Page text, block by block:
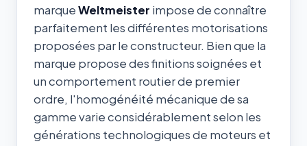
marqueWeltmeister impose de connaître
parfaitement les différentes motorisations
proposées par le constructeur. Bien que la
marque propose des finitions soignées et
un comportement routier de premier
ordre, l'homogénéité mécanique de sa
gamme varie considérablement selon les
générations technologiques de moteurs et